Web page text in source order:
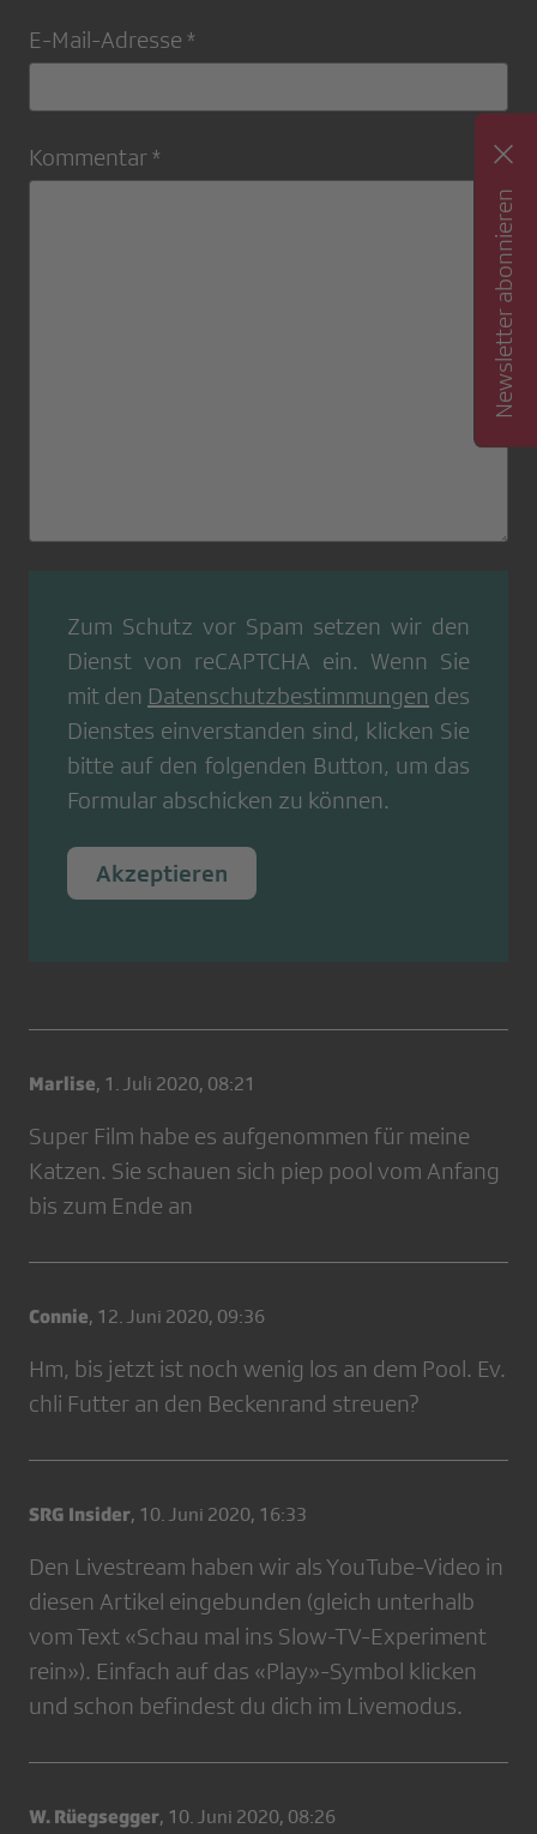
E-Mail-Adresse *
Kommentar *
Zum Schutz vor Spam setzen wir den
Dienst von reCAPTCHA ein. Wenn Sie
mit den Datenschutzbestimmungen des
Dienstes einverstanden sind, klicken Sie
bitte auf den folgenden Button, um das
Formular abschicken zu können.
Akzeptieren
Marlise, 1. Juli 2020, 08:21
Super Film habe es aufgenommen für meine
Katzen. Sie schauen sich piep pool vom Anfang
bis zum Ende an
Connie, 12. Juni 2020, 09:36
Hm, bis jetzt ist noch wenig los an dem Pool. Ev.
chli Futter an den Beckenrand streuen?
SRG Insider, 10. Juni 2020, 16:33
Den Livestream haben wir als YouTube-Video in
diesen Artikel eingebunden (gleich unterhalb
vom Text «Schau mal ins Slow-TV-Experiment
rein»). Einfach auf das «Play»-Symbol klicken
und schon befindest du dich im Livemodus.
W. Rüegsegger, 10. Juni 2020, 08:26
Newsletter abonnieren